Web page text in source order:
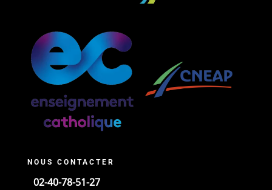
NOUS CONTACTER
02-40-78-51-27